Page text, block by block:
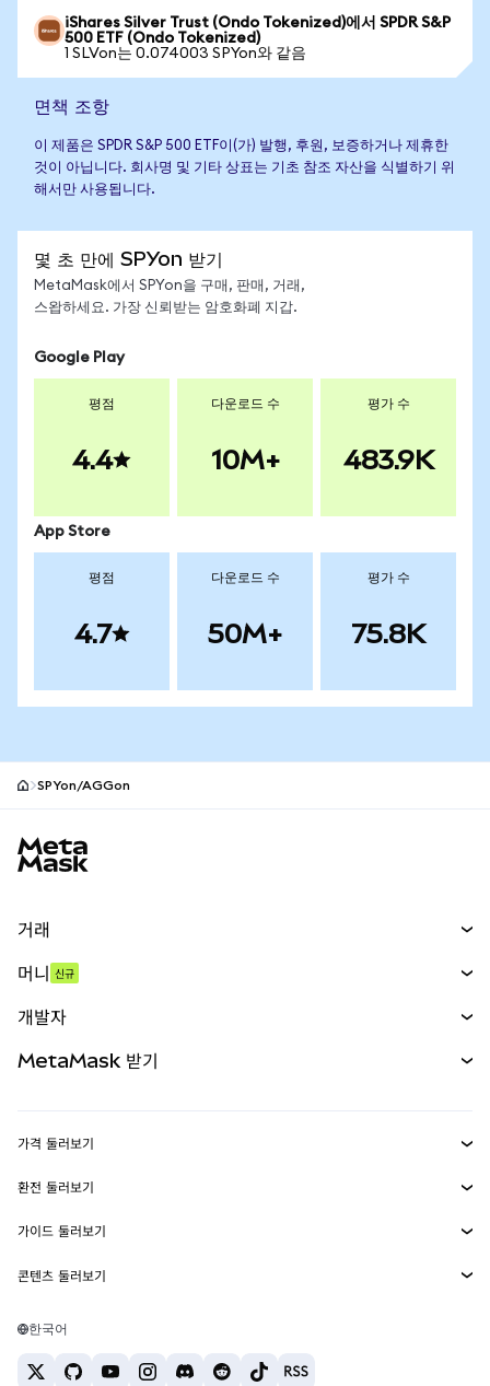
iShares Silver Trust (Ondo Tokenized)에서 SPDR S&P
500 ETF (Ondo Tokenized)
1 SLVon는 0.074003 SPYon와 같음
면책 조항
이 제품은 SPDR S&P 500 ETF이(가) 발행, 후원, 보증하거나 제휴한
것이 아닙니다. 회사명 및 기타 상표는 기초 참조 자산을 식별하기 위
해서만 사용됩니다.
몇 초 만에 SPYon 받기
MetaMask에서 SPYon을 구매, 판매, 거래,
스왑하세요. 가장 신뢰받는 암호화폐 지갑.
Google Play
평점
4.4
다운로드 수
10M+
평가 수
483.9K
App Store
평점
4.7
다운로드 수
50M+
평가 수
75.8K
SPYon/AGGon
거래
무기한 선물
실물자산
머니 신규
개발자
MetaMask Connect
Snaps
웹3 서비스
MetaMask 받기
보안
고객 지원
채용
가격 둘러보기
이더리움 가격
솔라나 가격
테더 가격
환전 둘러보기
ETH를 USD로 환전
USDT를 INR로 환전
BTC를 INR로 환전
ETH를 USDT로 환전
가이드 둘러보기
ETH 매수
USDT 매수
콘텐츠 둘러보기
솔라나 지갑
한국어